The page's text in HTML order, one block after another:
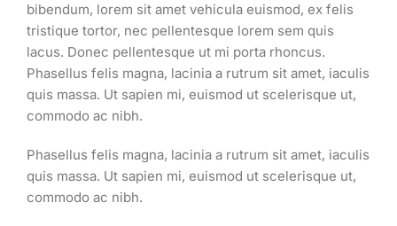
bibendum, lorem sit amet vehicula euismod, ex felis
tristique tortor, nec pellentesque lorem sem quis
lacus. Donec pellentesque ut mi porta rhoncus.
Phasellus felis magna, lacinia a rutrum sit amet, iaculis
quis massa. Ut sapien mi, euismod ut scelerisque ut,
commodo ac nibh.
Phasellus felis magna, lacinia a rutrum sit amet, iaculis
quis massa. Ut sapien mi, euismod ut scelerisque ut,
commodo ac nibh.